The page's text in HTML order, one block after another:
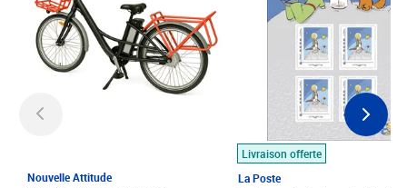
Nouvelle Attitude
Livraison offerte
La Poste